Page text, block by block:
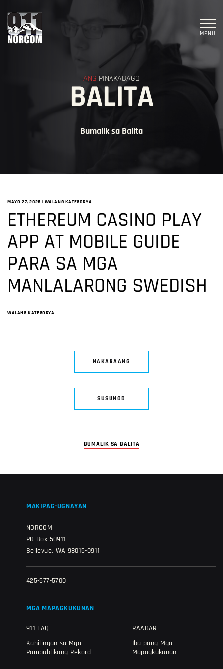
MENU
ANG PINAKABAGO
BALITA
Bumalik sa Balita
MAYO 27, 2026 | WALANG KATEGORYA
ETHEREUM CASINO PLAY
APP AT MOBILE GUIDE
PARA SA MGA
MANLALARONG SWEDISH
WALANG KATEGORYA
NAKARAANG
SUSUNOD
BUMALIK SA BALITA
MAKIPAG-UGNAYAN
NORCOM
PO Box 50911
Bellevue, WA 98015-0911
425-577-5700
MGA MAPAGKUKUNAN
911 FAQ
Kahilingan sa Mga
Pampublikong Rekord
RAADAR
Iba pang Mga
Mapagkukunan